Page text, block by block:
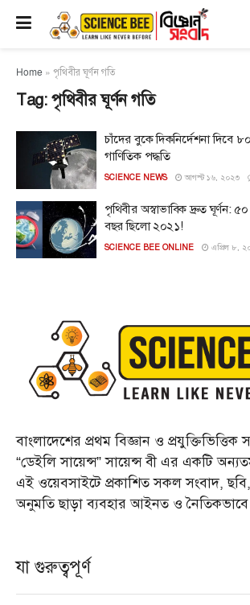
Home » পৃথিবীর ঘূর্ণন গতি
Tag: পৃথিবীর ঘূর্ণন গতি
চাঁদের বুকে দিকনির্দেশনা
গাণিতিক পদ্ধতি
SCIENCE NEWS আগস্ট ১৬, ২০২৩
পৃথিবীর অস্বাভাবিক দ্রুত ঘূর্ণন:
বছর ছিলো ২০২১!
SCIENCE BEE ONLINE এপ্রিল ৮,
বাংলাদেশের প্রথম বিজ্ঞান ও প্রযুক্তিভিত্তিক
“ডেইলি সায়েন্স” সায়েন্স বী এর একটি
এই ওয়েবসাইটে প্রকাশিত সকল সংবাদ,
অনুমতি ছাড়া ব্যবহার আইনত ও
যা গুরুত্বপূর্ণ